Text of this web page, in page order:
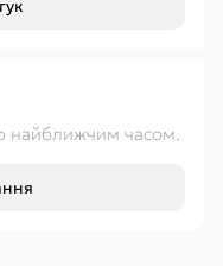
найближчим часом.